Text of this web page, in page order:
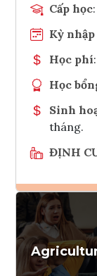
Cấp học:
Kỳ
Học phí:
Học
Sinh
tháng.
ĐỊNH